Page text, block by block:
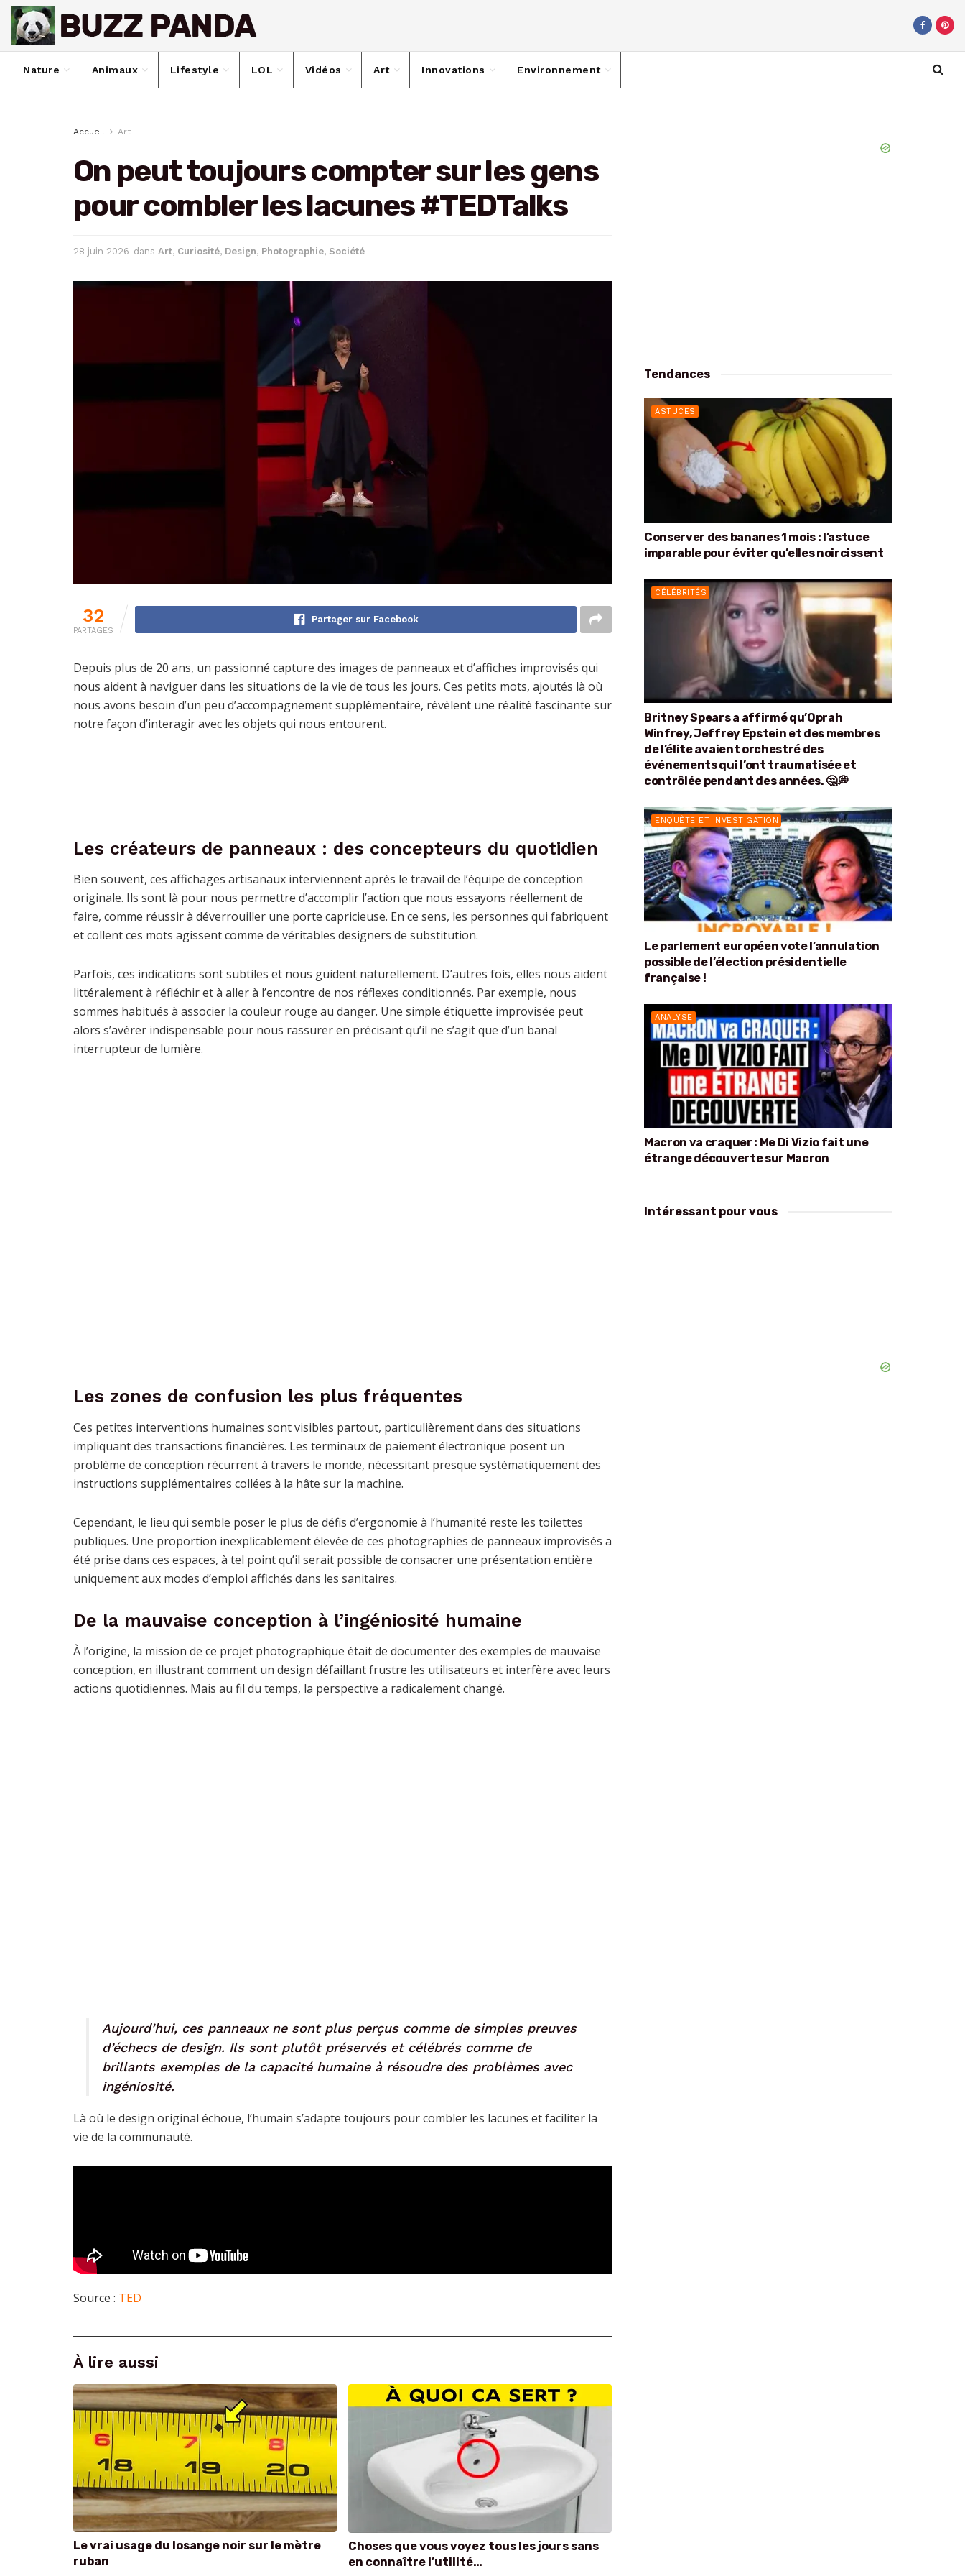
Nature Animaux Lifestyle LOL Vidéos Art Innovations Environnement
Accueil Art
On peut toujours compter sur les gens
pour combler les lacunes #TEDTalks
28 juin 2026 dans Art, Curiosité, Design, Photographie, Société
32
PARTAGES
Partager sur Facebook
Depuis plus de 20 ans, un passionné capture des images de panneaux et d’affiches improvisés qui
nous aident à naviguer dans les situations de la vie de tous les jours. Ces petits mots, ajoutés là où
nous avons besoin d’un peu d’accompagnement supplémentaire, révèlent une réalité fascinante sur
notre façon d’interagir avec les objets qui nous entourent.
Les créateurs de panneaux : des concepteurs du quotidien
Bien souvent, ces affichages artisanaux interviennent après le travail de l’équipe de conception
originale. Ils sont là pour nous permettre d’accomplir l’action que nous essayons réellement de
faire, comme réussir à déverrouiller une porte capricieuse. En ce sens, les personnes qui fabriquent
et collent ces mots agissent comme de véritables designers de substitution.
Parfois, ces indications sont subtiles et nous guident naturellement. D’autres fois, elles nous aident
littéralement à réfléchir et à aller à l’encontre de nos réflexes conditionnés. Par exemple, nous
sommes habitués à associer la couleur rouge au danger. Une simple étiquette improvisée peut
alors s’avérer indispensable pour nous rassurer en précisant qu’il ne s’agit que d’un banal
interrupteur de lumière.
Les zones de confusion les plus fréquentes
Ces petites interventions humaines sont visibles partout, particulièrement dans des situations
impliquant des transactions financières. Les terminaux de paiement électronique posent un
problème de conception récurrent à travers le monde, nécessitant presque systématiquement des
instructions supplémentaires collées à la hâte sur la machine.
Cependant, le lieu qui semble poser le plus de défis d’ergonomie à l’humanité reste les toilettes
publiques. Une proportion inexplicablement élevée de ces photographies de panneaux improvisés a
été prise dans ces espaces, à tel point qu’il serait possible de consacrer une présentation entière
uniquement aux modes d’emploi affichés dans les sanitaires.
De la mauvaise conception à l’ingéniosité humaine
À l’origine, la mission de ce projet photographique était de documenter des exemples de mauvaise
conception, en illustrant comment un design défaillant frustre les utilisateurs et interfère avec leurs
actions quotidiennes. Mais au fil du temps, la perspective a radicalement changé.
Aujourd’hui, ces panneaux ne sont plus perçus comme de simples preuves
d’échecs de design. Ils sont plutôt préservés et célébrés comme de
brillants exemples de la capacité humaine à résoudre des problèmes avec
ingéniosité.
Là où le design original échoue, l’humain s’adapte toujours pour combler les lacunes et faciliter la
vie de la communauté.
Source : TED
À lire aussi
Le vrai usage du losange noir sur le mètre
ruban
Choses que vous voyez tous les jours sans
en connaître l’utilité…
Tendances
ASTUCES
Conserver des bananes 1 mois : l’astuce
imparable pour éviter qu’elles noircissent
CÉLÉBRITÉS
Britney Spears a affirmé qu’Oprah
Winfrey, Jeffrey Epstein et des membres
de l’élite avaient orchestré des
événements qui l’ont traumatisée et
contrôlée pendant des années. 🤔💭
ENQUÊTE ET INVESTIGATION
Le parlement européen vote l’annulation
possible de l’élection présidentielle
française !
ANALYSE
Macron va craquer : Me Di Vizio fait une
étrange découverte sur Macron
Intéressant pour vous